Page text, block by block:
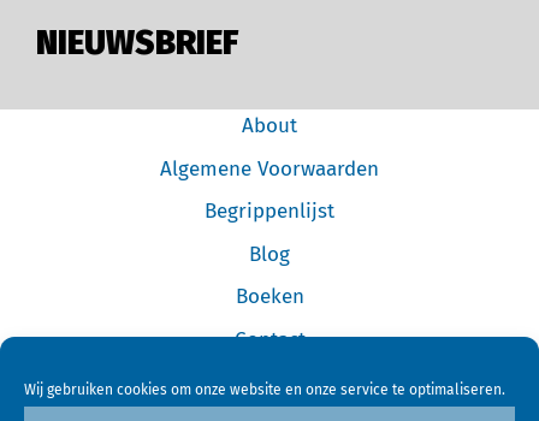
Wij gebruiken cookies om onze website en onze service te optimaliseren.
NIEUWSBRIEF
About
Algemene Voorwaarden
Begrippenlijst
Blog
Boeken
Contact
Cookiebeleid (EU)